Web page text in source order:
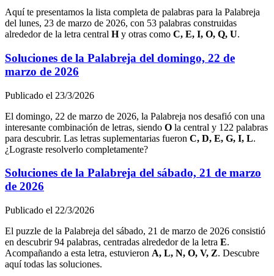
Aquí te presentamos la lista completa de palabras para la Palabreja
del lunes, 23 de marzo de 2026, con 53 palabras construidas
alrededor de la letra central Hy otras como C, E, I, O, Q, U.
Soluciones de la Palabreja del domingo, 22 de
marzo de 2026
Publicado el 23/3/2026
El domingo, 22 de marzo de 2026, la Palabreja nos desafió con una
interesante combinación de letras, siendo O la central y 122 palabras
para descubrir. Las letras suplementarias fueron C, D, E, G, I, L.
¿Lograste resolverlo completamente?
Soluciones de la Palabreja del sábado, 21 de marzo
de 2026
Publicado el 22/3/2026
El puzzle de la Palabreja del sábado, 21 de marzo de 2026 consistió
en descubrir 94 palabras, centradas alrededor de la letra E.
Acompañando a esta letra, estuvieron A, L, N, O, V, Z. Descubre
aquí todas las soluciones.